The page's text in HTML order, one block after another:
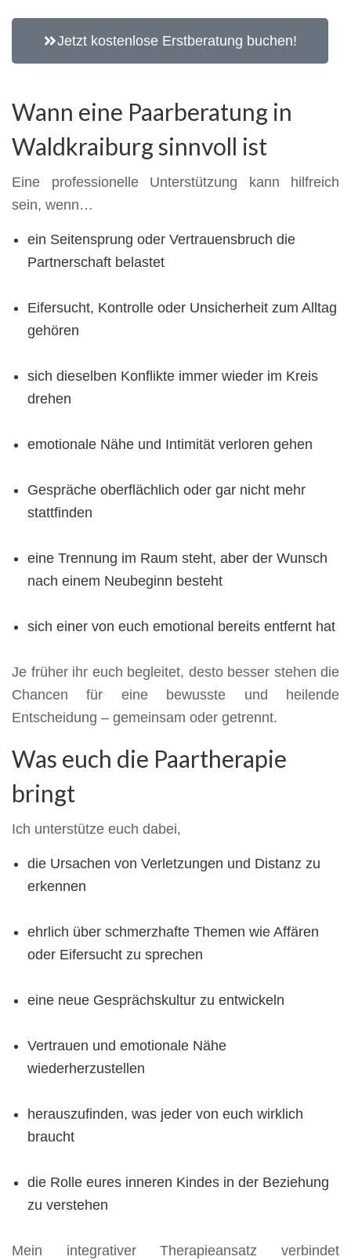
Jetzt kostenlose Erstberatung buchen!
Wann eine Paarberatung in
Waldkraiburg sinnvoll ist
Eine professionelle Unterstützung kann hilfreich
sein, wenn…
ein Seitensprung oder Vertrauensbruch die
Partnerschaft belastet
Eifersucht, Kontrolle oder Unsicherheit zum Alltag
gehören
sich dieselben Konflikte immer wieder im Kreis
drehen
emotionale Nähe und Intimität verloren gehen
Gespräche oberflächlich oder gar nicht mehr
stattfinden
eine Trennung im Raum steht, aber der Wunsch
nach einem Neubeginn besteht
sich einer von euch emotional bereits entfernt hat
Je früher ihr euch begleitet, desto besser stehen die
Chancen für eine bewusste und heilende
Entscheidung – gemeinsam oder getrennt.
Was euch die Paartherapie
bringt
Ich unterstütze euch dabei,
die Ursachen von Verletzungen und Distanz zu
erkennen
ehrlich über schmerzhafte Themen wie Affären
oder Eifersucht zu sprechen
eine neue Gesprächskultur zu entwickeln
Vertrauen und emotionale Nähe
wiederherzustellen
herauszufinden, was jeder von euch wirklich
braucht
die Rolle eures inneren Kindes in der Beziehung
zu verstehen
Mein integrativer Therapieansatz verbindet